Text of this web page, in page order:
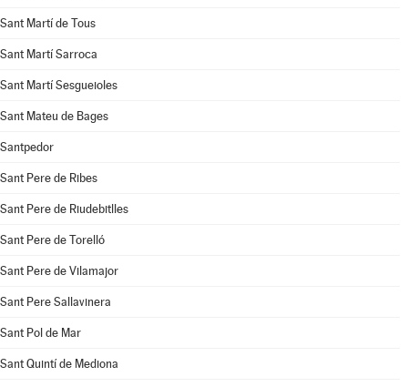
Sant Martí de Tous
Sant Martí Sarroca
Sant Martí Sesgueioles
Sant Mateu de Bages
Santpedor
Sant Pere de Ribes
Sant Pere de Riudebitlles
Sant Pere de Torelló
Sant Pere de Vilamajor
Sant Pere Sallavinera
Sant Pol de Mar
Sant Quintí de Mediona